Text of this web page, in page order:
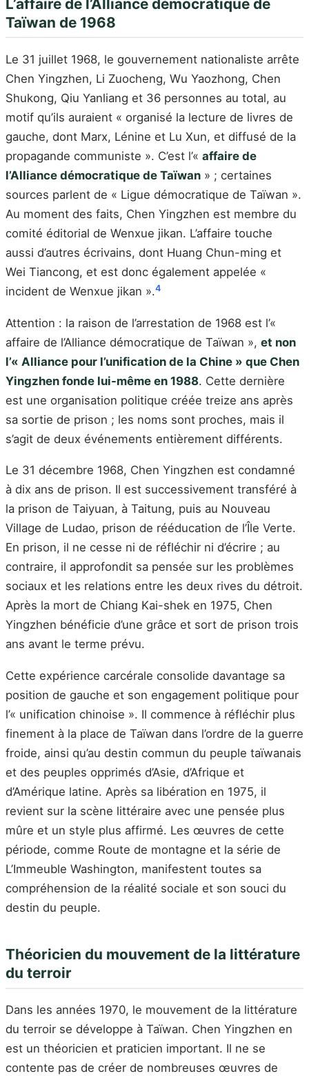
L’affaire de l’Alliance démocratique de
Taïwan de 1968
Le 31 juillet 1968, le gouvernement nationaliste arrête
Chen Yingzhen, Li Zuocheng, Wu Yaozhong, Chen
Shukong, Qiu Yanliang et 36 personnes au total, au
motif qu’ils auraient « organisé la lecture de livres de
gauche, dont Marx, Lénine et Lu Xun, et diffusé de la
propagande communiste ». C’est l’« affaire de
l’Alliance démocratique de Taïwan » ; certaines
sources parlent de « Ligue démocratique de Taïwan ».
Au moment des faits, Chen Yingzhen est membre du
comité éditorial de Wenxue jikan. L’affaire touche
aussi d’autres écrivains, dont Huang Chun-ming et
Wei Tiancong, et est donc également appelée «
incident de Wenxue jikan ».4
Attention : la raison de l’arrestation de 1968 est l’«
affaire de l’Alliance démocratique de Taïwan », et non
l’« Alliance pour l’unification de la Chine » que Chen
Yingzhen fonde lui-même en 1988. Cette dernière
est une organisation politique créée treize ans après
sa sortie de prison ; les noms sont proches, mais il
s’agit de deux événements entièrement différents.
Le 31 décembre 1968, Chen Yingzhen est condamné
à dix ans de prison. Il est successivement transféré à
la prison de Taiyuan, à Taitung, puis au Nouveau
Village de Ludao, prison de rééducation de l’Île Verte.
En prison, il ne cesse ni de réfléchir ni d’écrire ; au
contraire, il approfondit sa pensée sur les problèmes
sociaux et les relations entre les deux rives du détroit.
Après la mort de Chiang Kai-shek en 1975, Chen
Yingzhen bénéficie d’une grâce et sort de prison trois
ans avant le terme prévu.
Cette expérience carcérale consolide davantage sa
position de gauche et son engagement politique pour
l’« unification chinoise ». Il commence à réfléchir plus
finement à la place de Taïwan dans l’ordre de la guerre
froide, ainsi qu’au destin commun du peuple taïwanais
et des peuples opprimés d’Asie, d’Afrique et
d’Amérique latine. Après sa libération en 1975, il
revient sur la scène littéraire avec une pensée plus
mûre et un style plus affirmé. Les œuvres de cette
période, comme Route de montagne et la série de
L’Immeuble Washington, manifestent toutes sa
compréhension de la réalité sociale et son souci du
destin du peuple.
Théoricien du mouvement de la littérature
du terroir
Dans les années 1970, le mouvement de la littérature
du terroir se développe à Taïwan. Chen Yingzhen en
est un théoricien et praticien important. Il ne se
contente pas de créer de nombreuses œuvres de